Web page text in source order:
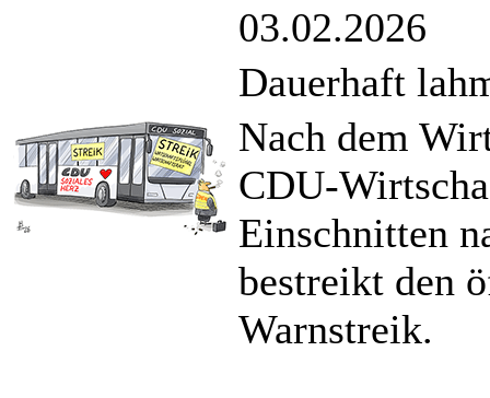
03.02.2026
Dauerhaft
Nach dem
CDU-
Einschnitten
bestreikt den
Warnstreik.